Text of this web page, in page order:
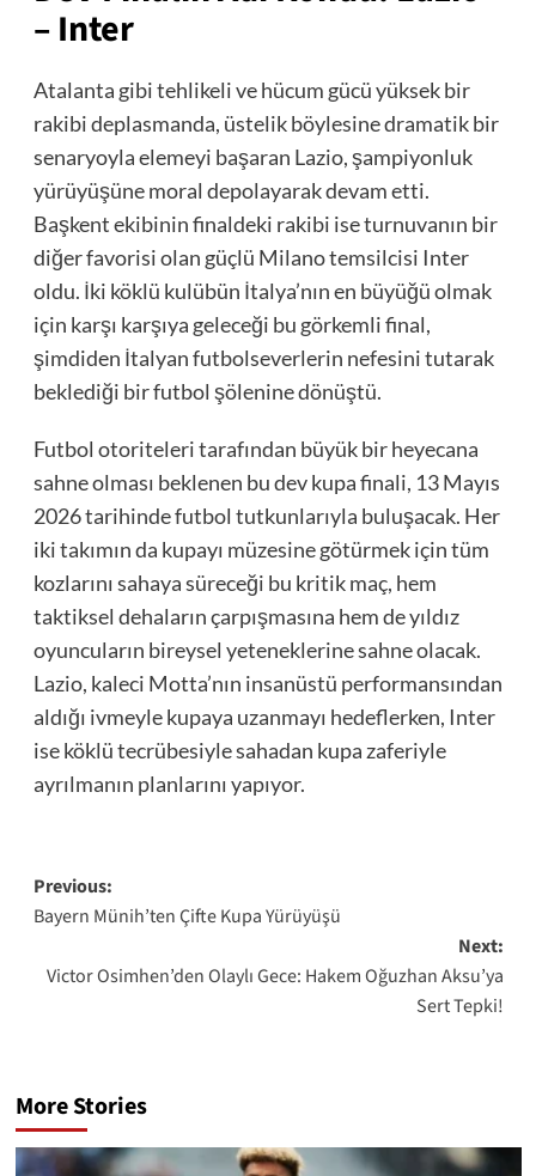
– Inter
Atalanta gibi tehlikeli ve hücum gücü yüksek bir
rakibi deplasmanda, üstelik böylesine dramatik bir
senaryoyla elemeyi başaran Lazio, şampiyonluk
yürüyüşüne moral depolayarak devam etti.
Başkent ekibinin finaldeki rakibi ise turnuvanın bir
diğer favorisi olan güçlü Milano temsilcisi Inter
oldu. İki köklü kulübün İtalya’nın en büyüğü olmak
için karşı karşıya geleceği bu görkemli final,
şimdiden İtalyan futbolseverlerin nefesini tutarak
beklediği bir futbol şölenine dönüştü.
Futbol otoriteleri tarafından büyük bir heyecana
sahne olması beklenen bu dev kupa finali, 13 Mayıs
2026 tarihinde futbol tutkunlarıyla buluşacak. Her
iki takımın da kupayı müzesine götürmek için tüm
kozlarını sahaya süreceği bu kritik maç, hem
taktiksel dehaların çarpışmasına hem de yıldız
oyuncuların bireysel yeteneklerine sahne olacak.
Lazio, kaleci Motta’nın insanüstü performansından
aldığı ivmeyle kupaya uzanmayı hedeflerken, Inter
ise köklü tecrübesiyle sahadan kupa zaferiyle
ayrılmanın planlarını yapıyor.
Post
navigation
Previous:
Bayern Münih’ten Çifte Kupa Yürüyüşü
Next:
Victor Osimhen’den Olaylı Gece: Hakem Oğuzhan Aksu’ya
Sert Tepki!
More Stories